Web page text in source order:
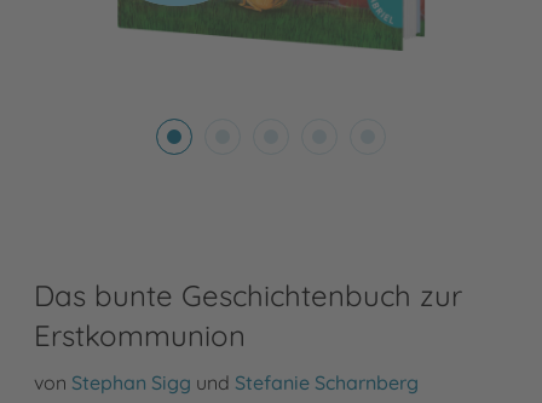
Das bunte Geschichtenbuch zur
Erstkommunion
von Stephan Sigg und Stefanie Scharnberg